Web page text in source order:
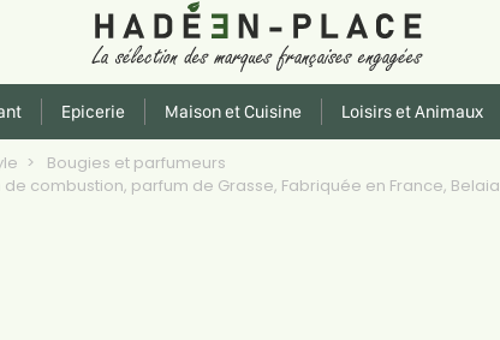
Epicerie Maison et Cuisine Loisirs et Animaux
Bougies et parfumeurs
combustion, parfum de Grasse, Fabriquée en France, Belaia